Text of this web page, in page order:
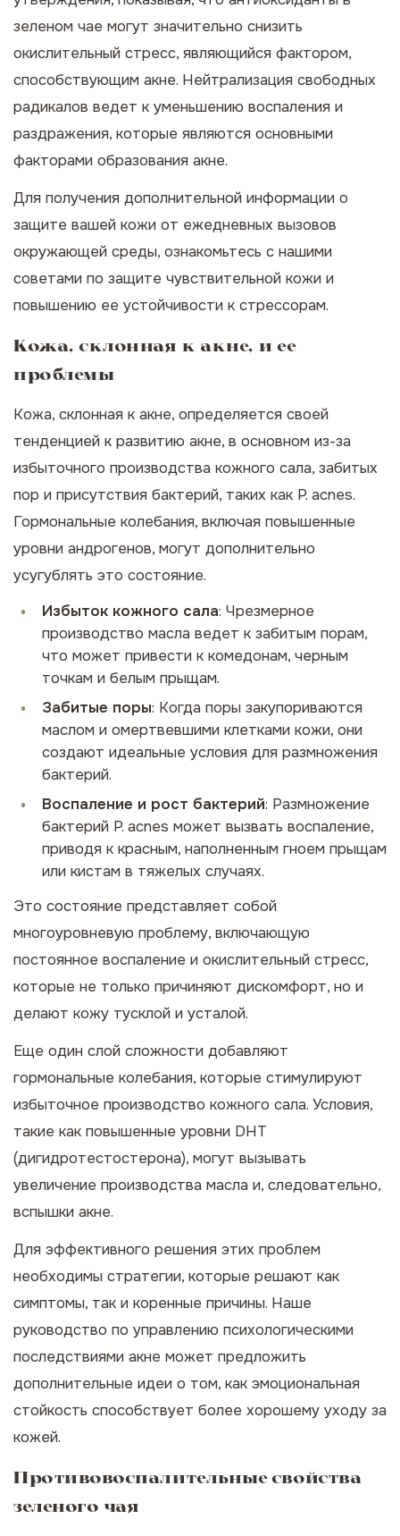
зеленом чае могут значительно снизить
окислительный стресс, являющийся фактором,
способствующим акне. Нейтрализация свободных
радикалов ведет к уменьшению воспаления и
раздражения, которые являются основными
факторами образования акне.
Для получения дополнительной информации о
защите вашей кожи от ежедневных вызовов
окружающей среды, ознакомьтесь с нашими
советами по защите чувствительной кожи и
повышению ее устойчивости к стрессорам.
Кожа, склонная к акне, и ее
проблемы
Кожа, склонная к акне, определяется своей
тенденцией к развитию акне, в основном из-за
избыточного производства кожного сала, забитых
пор и присутствия бактерий, таких как P. acnes.
Гормональные колебания, включая повышенные
уровни андрогенов, могут дополнительно
усугублять это состояние.
Избыток кожного сала: Чрезмерное
производство масла ведет к забитым порам,
что может привести к комедонам, черным
точкам и белым прыщам.
Забитые поры: Когда поры закупориваются
маслом и омертвевшими клетками кожи, они
создают идеальные условия для размножения
бактерий.
Воспаление и рост бактерий: Размножение
бактерий P. acnes может вызвать воспаление,
приводя к красным, наполненным гноем прыщам
или кистам в тяжелых случаях.
Это состояние представляет собой
многоуровневую проблему, включающую
постоянное воспаление и окислительный стресс,
которые не только причиняют дискомфорт, но и
делают кожу тусклой и усталой.
Еще один слой сложности добавляют
гормональные колебания, которые стимулируют
избыточное производство кожного сала. Условия,
такие как повышенные уровни DHT
(дигидротестостерона), могут вызывать
увеличение производства масла и, следовательно,
вспышки акне.
Для эффективного решения этих проблем
необходимы стратегии, которые решают как
симптомы, так и коренные причины. Наше
руководство по управлению психологическими
последствиями акне может предложить
дополнительные идеи о том, как эмоциональная
стойкость способствует более хорошему уходу за
кожей.
Противовоспалительные свойства
зеленого чая